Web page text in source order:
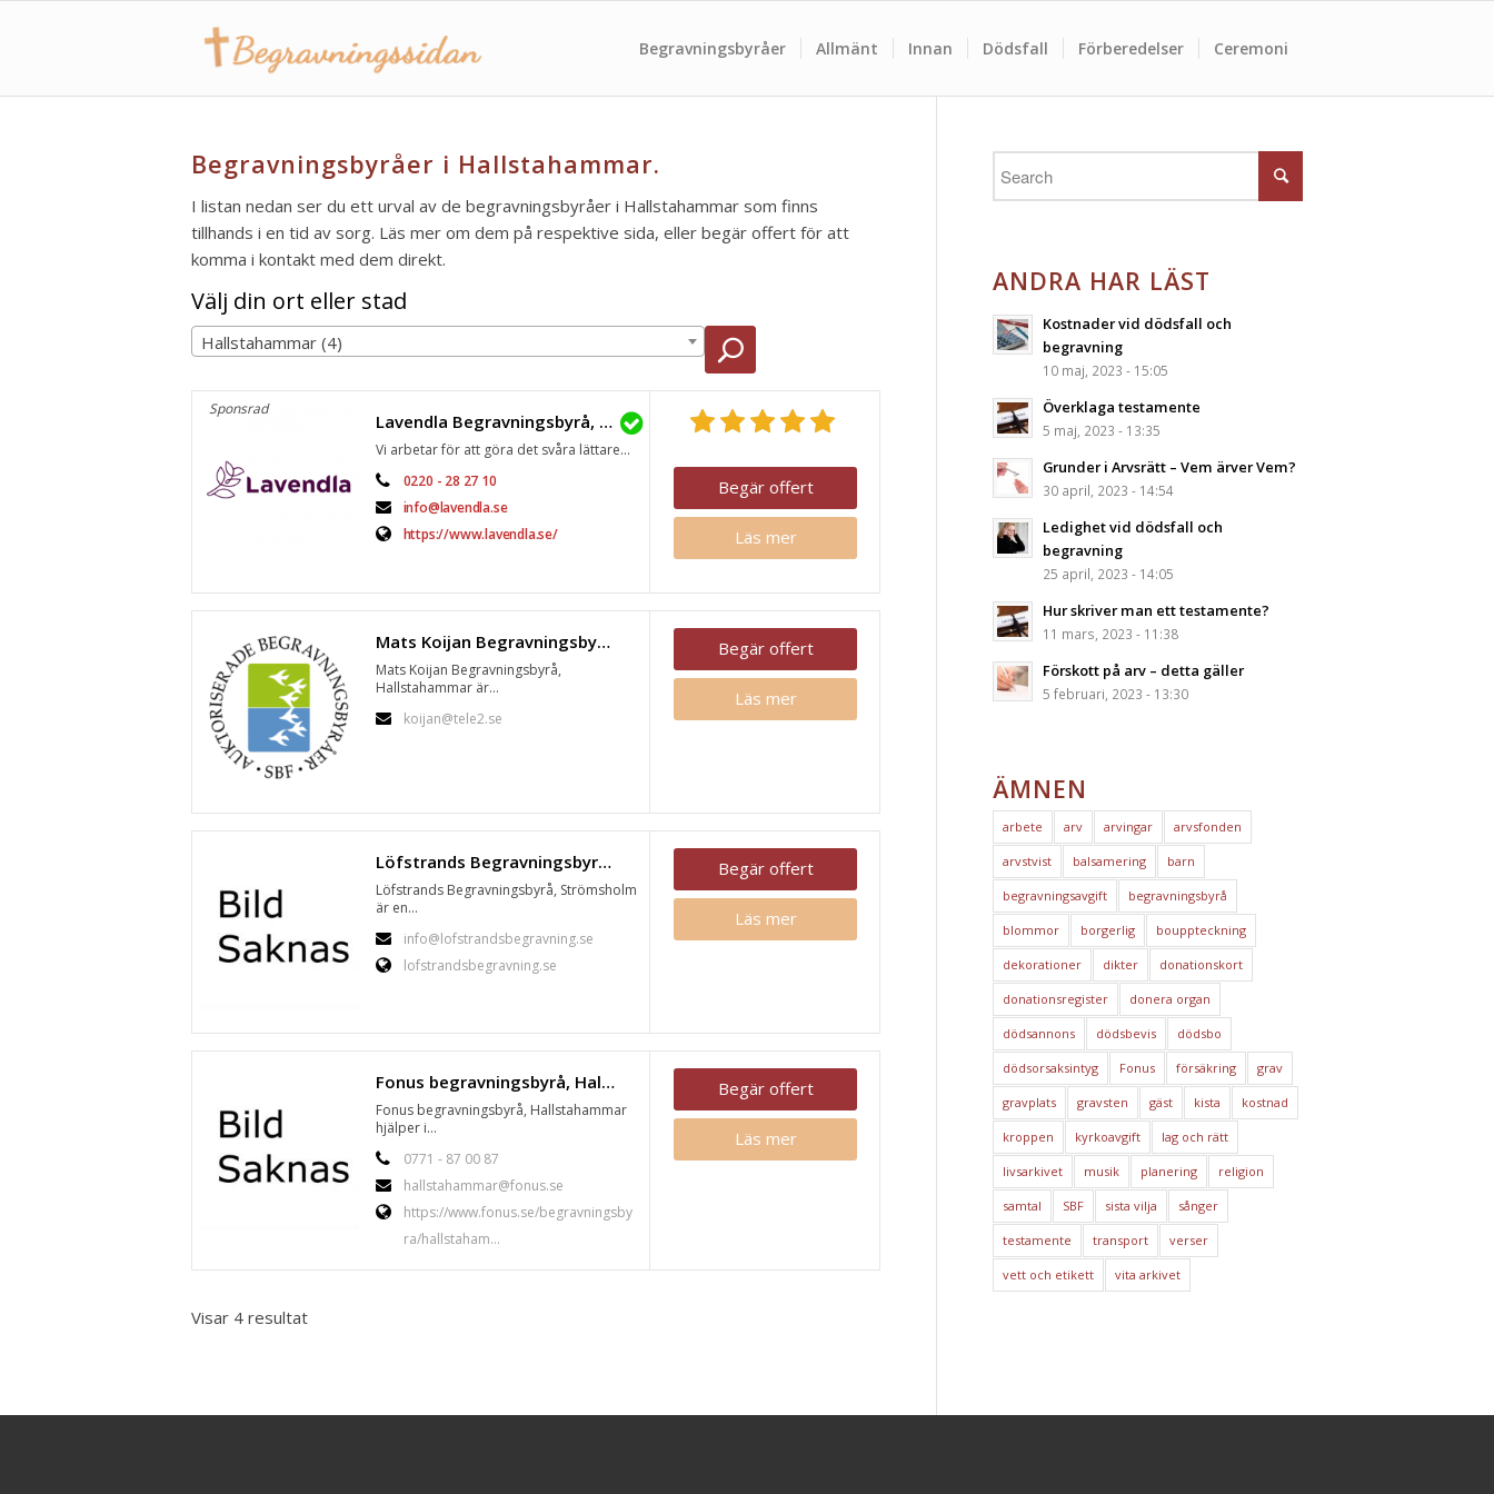
Begravningsbyråer Allmänt Innan Dödsfall Förberedelser Ceremoni
Begravningsbyråer i Hallstahammar.
I listan nedan ser du ett urval av de begravningsbyråer i Hallstahammar som finns
tillhands i en tid av sorg. Läs mer om dem på respektive sida, eller begär offert för att
komma i kontakt med dem direkt.
Välj din ort eller stad
Hallstahammar (4)
Sponsrad
Lavendla Begravningsbyrå, Hallstahammar
Vi arbetar för att göra det svåra lättare...
0220 - 28 27 10
info@lavendla.se
https://www.lavendla.se/
Begär offert
Läs mer
Mats Koijan Begravningsbyrå, Hallstahammar
Mats Koijan Begravningsbyrå,
Hallstahammar är...
koijan@tele2.se
Begär offert
Läs mer
Löfstrands Begravningsbyrå, Strömsholm
Löfstrands Begravningsbyrå, Strömsholm
är en...
info@lofstrandsbegravning.se
lofstrandsbegravning.se
Begär offert
Läs mer
Fonus begravningsbyrå, Hallstahammar
Fonus begravningsbyrå, Hallstahammar
hjälper i...
0771 - 87 00 87
hallstahammar@fonus.se
https://www.fonus.se/begravningsby
ra/hallstaham...
Begär offert
Läs mer
Visar 4 resultat
ANDRA HAR LÄST
Kostnader vid dödsfall och
begravning
10 maj, 2023 - 15:05
Överklaga testamente
5 maj, 2023 - 13:35
Grunder i Arvsrätt – Vem ärver Vem?
30 april, 2023 - 14:54
Ledighet vid dödsfall och
begravning
25 april, 2023 - 14:05
Hur skriver man ett testamente?
11 mars, 2023 - 11:38
Förskott på arv – detta gäller
5 februari, 2023 - 13:30
ÄMNEN
arbete arv arvingar arvsfonden
arvstvist balsamering barn
begravningsavgift begravningsbyrå
blommor borgerlig bouppteckning
dekorationer dikter donationskort
donationsregister donera organ
dödsannons dödsbevis dödsbo
dödsorsaksintyg Fonus försäkring grav
gravplats gravsten gäst kista kostnad
kroppen kyrkoavgift lag och rätt
livsarkivet musik planering religion
samtal SBF sista vilja sånger
testamente transport verser
vett och etikett vita arkivet